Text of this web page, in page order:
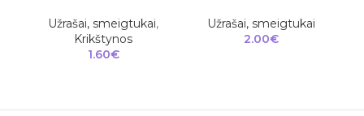
Užrašai, smeigtukai,
Krikštynos
1.60€
Užrašai, smeigtukai
2.00€